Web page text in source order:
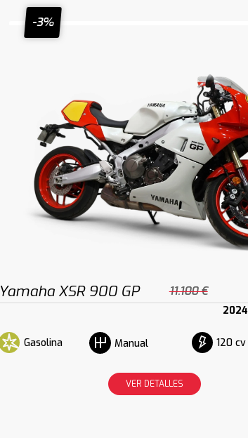
-3%
Yamaha XSR 900 GP 11.100 €
2024
Gasolina Manual 120 cv
VER DETALLES